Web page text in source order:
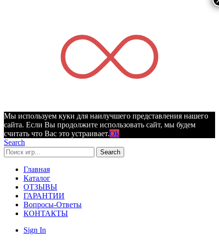
Мы используем куки для наилучшего представления нашего
сайта. Если Вы продолжите использовать сайт, мы будем
считать что Вас это устраивает.Ok
Search
Search
Главная
Каталог
ОТЗЫВЫ
ГАРАНТИИ
Вопросы-Ответы
КОНТАКТЫ
Sign In